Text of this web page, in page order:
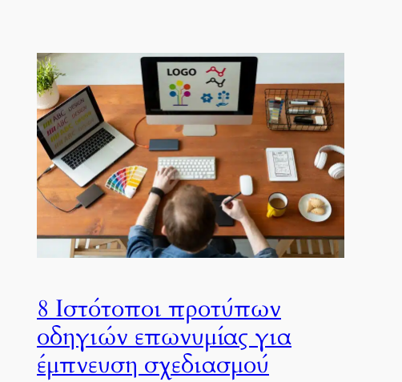
8 Ιστότοποι προτύπων
οδηγιών επωνυμίας για
έμπνευση σχεδιασμού